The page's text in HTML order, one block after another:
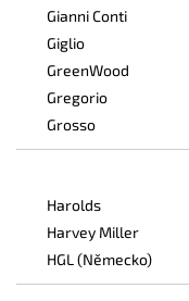
Gianni Conti
Giglio
GreenWood
Gregorio
Grosso
Harolds
Harvey Miller
HGL (Německo)